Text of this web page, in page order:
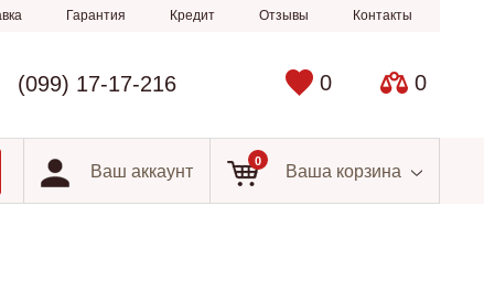
Гарантия Кредит Отзывы Контакты
0 0
(099) 17-17-216
Ваш аккаунт
0
Ваша корзина